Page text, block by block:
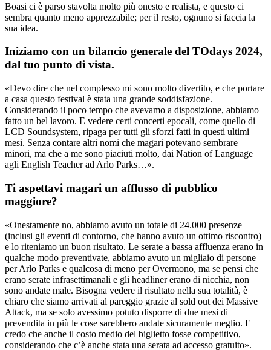
Boasi ci è parso stavolta molto più onesto e realista, e questo ci
sembra quanto meno apprezzabile; per il resto, ognuno si faccia la
sua idea.
Iniziamo con un bilancio generale del TOdays 2024,
dal tuo punto di vista.
«Devo dire che nel complesso mi sono molto divertito, e che portare
a casa questo festival è stata una grande soddisfazione.
Considerando il poco tempo che avevamo a disposizione, abbiamo
fatto un bel lavoro. E vedere certi concerti epocali, come quello di
LCD Soundsystem, ripaga per tutti gli sforzi fatti in questi ultimi
mesi. Senza contare altri nomi che magari potevano sembrare
minori, ma che a me sono piaciuti molto, dai Nation of Language
agli English Teacher ad Arlo Parks…».
Ti aspettavi magari un afflusso di pubblico
maggiore?
«Onestamente no, abbiamo avuto un totale di 24.000 presenze
(inclusi gli eventi di contorno, che hanno avuto un ottimo riscontro)
e lo riteniamo un buon risultato. Le serate a bassa affluenza erano in
qualche modo preventivate, abbiamo avuto un migliaio di persone
per Arlo Parks e qualcosa di meno per Overmono, ma se pensi che
erano serate infrasettimanali e gli headliner erano di nicchia, non
sono andate male. Bisogna vedere il risultato nella sua totalità, è
chiaro che siamo arrivati al pareggio grazie al sold out dei Massive
Attack, ma se solo avessimo potuto disporre di due mesi di
prevendita in più le cose sarebbero andate sicuramente meglio. E
credo che anche il costo medio del biglietto fosse competitivo,
considerando che c’è anche stata una serata ad accesso gratuito».